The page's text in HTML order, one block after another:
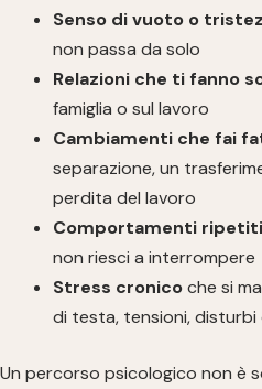
Senso di vuoto o
non passa da solo
Relazioni che ti fanno
famiglia o sul lavoro
Cambiamenti che fai
separazione, un
perdita del lavoro
Comportamenti
non riesci a interrompere
Stress cronicoche si
di testa, tensioni, disturbi
Un percorso psicologico non è